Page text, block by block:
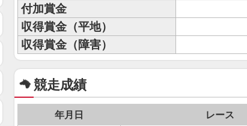
付加賞金
収得賞金（平地）
収得賞金（障害）
競走成績
年月日 レース